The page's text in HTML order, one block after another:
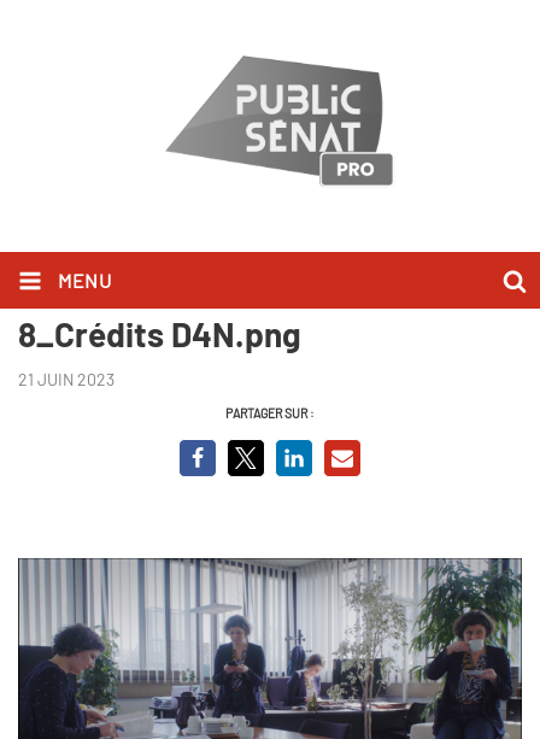
MENU
Le Pouvoir a-t-il un sexe
8_Crédits D4N.png
21 JUIN 2023
PARTAGER SUR :